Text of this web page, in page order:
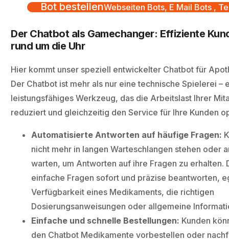
Bot bestellenWebseiten Bots, E Mail Bots ,
Der Chatbot als Gamechanger: Effiziente
rund um die Uhr
Hier kommt unser speziell entwickelter Chatbot für
Der Chatbot ist mehr als nur eine technische Spielerei –
leistungsfähiges Werkzeug, das die Arbeitslast Ihrer
reduziert und gleichzeitig den Service für Ihre Kunden
Automatisierte Antworten auf häufige Fragen:
nicht mehr in langen Warteschlangen stehen oder
warten, um Antworten auf ihre Fragen zu erhalten.
einfache Fragen sofort und präzise beantworten,
Verfügbarkeit eines Medikaments, die richtigen
Dosierungsanweisungen oder allgemeine
Einfache und schnelle Bestellungen: Kunden
den Chatbot Medikamente vorbestellen oder